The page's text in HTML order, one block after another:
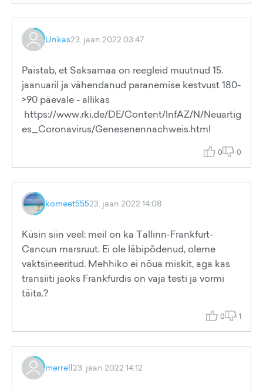
Unkas23. jaan 2022 03:47
Paistab, et Saksamaa on reegleid muutnud 15.
jaanuaril ja vähendanud paranemise kestvust 180-
>90 päevale - allikas
https://www.rki.de/DE/Content/InfAZ/N/Neuartig
es_Coronavirus/Genesenennachweis.html
0 0
komeet55523. jaan 2022 14:08
Küsin siin veel: meil on ka Tallinn-Frankfurt-
Cancun marsruut. Ei ole läbipõdenud, oleme
vaktsineeritud. Mehhiko ei nõua miskit, aga kas
transiiti jaoks Frankfurdis on vaja testi ja vormi
täita.?
0 1
merrell23. jaan 2022 14:12